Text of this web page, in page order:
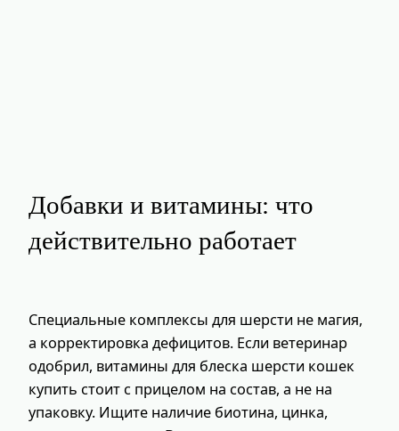
Добавки и витамины: что
действительно работает
Специальные комплексы для шерсти не магия,
а корректировка дефицитов. Если ветеринар
одобрил, витамины для блеска шерсти кошек
купить стоит с прицелом на состав, а не на
упаковку. Ищите наличие биотина, цинка,